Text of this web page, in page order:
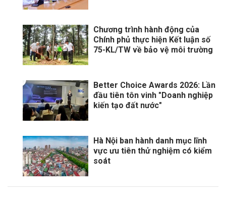
Chương trình hành động của
Chính phủ thực hiện Kết luận số
75-KL/TW về bảo vệ môi trường
Better Choice Awards 2026: Lần
đầu tiên tôn vinh "Doanh nghiệp
kiến tạo đất nước"
Hà Nội ban hành danh mục lĩnh
vực ưu tiên thử nghiệm có kiểm
soát